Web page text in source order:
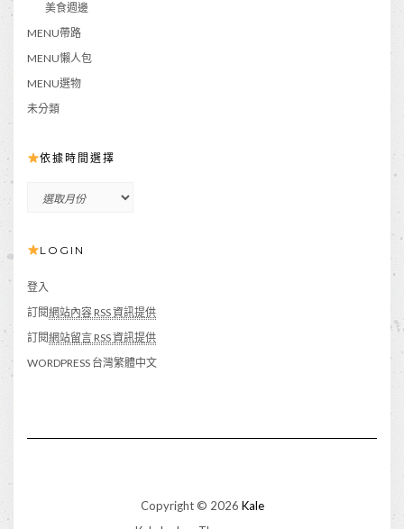
美食週邊
MENU帶路
MENU懶人包
MENU選物
未分類
依據時間選擇
間
擇
LOGIN
登入
訂閱網站內容 RSS 資訊提供
訂閱網站留言 RSS 資訊提供
WORDPRESS 台灣繁體中文
Copyright © 2026 Kale